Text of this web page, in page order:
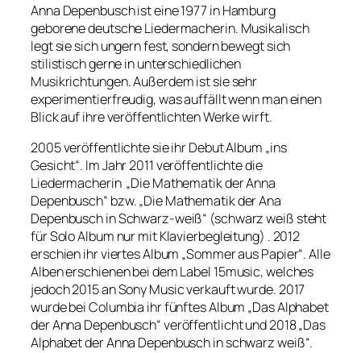
Anna Depenbusch ist eine 1977 in Hamburg
geborene deutsche Liedermacherin. Musikalisch
legt sie sich ungern fest, sondern bewegt sich
stilistisch gerne in unterschiedlichen
Musikrichtungen. Außerdem ist sie sehr
experimentierfreudig, was auffällt wenn man einen
Blick auf ihre veröffentlichten Werke wirft.
2005 veröffentlichte sie ihr Debut Album „ins
Gesicht“. Im Jahr 2011 veröffentlichte die
Liedermacherin „Die Mathematik der Anna
Depenbusch“ bzw. „Die Mathematik der Ana
Depenbusch in Schwarz-weiß“ (schwarz weiß steht
für Solo Album nur mit Klavierbegleitung) . 2012
erschien ihr viertes Album „Sommer aus Papier“. Alle
Alben erschienen bei dem Label 15music, welches
jedoch 2015 an Sony Music verkauft wurde. 2017
wurde bei Columbia ihr fünftes Album „Das Alphabet
der Anna Depenbusch“ veröffentlicht und 2018 „Das
Alphabet der Anna Depenbusch in schwarz weiß“.